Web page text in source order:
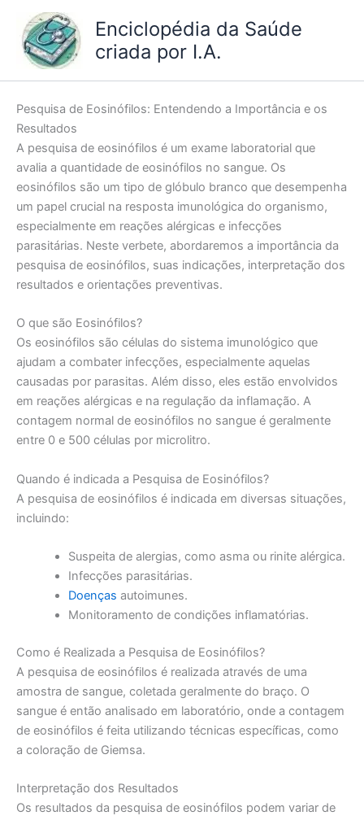
conteúdo
Enciclopédia da Saúde
criada por I.A.
Pesquisa de Eosinófilos: Entendendo a Importância e os
Resultados
A pesquisa de eosinófilos é um exame laboratorial que
avalia a quantidade de eosinófilos no sangue. Os
eosinófilos são um tipo de glóbulo branco que desempenha
um papel crucial na resposta imunológica do organismo,
especialmente em reações alérgicas e infecções
parasitárias. Neste verbete, abordaremos a importância da
pesquisa de eosinófilos, suas indicações, interpretação dos
resultados e orientações preventivas.
O que são Eosinófilos?
Os eosinófilos são células do sistema imunológico que
ajudam a combater infecções, especialmente aquelas
causadas por parasitas. Além disso, eles estão envolvidos
em reações alérgicas e na regulação da inflamação. A
contagem normal de eosinófilos no sangue é geralmente
entre 0 e 500 células por microlitro.
Quando é indicada a Pesquisa de Eosinófilos?
A pesquisa de eosinófilos é indicada em diversas situações,
incluindo:
Suspeita de alergias, como asma ou rinite alérgica.
Infecções parasitárias.
Doenças autoimunes.
Monitoramento de condições inflamatórias.
Como é Realizada a Pesquisa de Eosinófilos?
A pesquisa de eosinófilos é realizada através de uma
amostra de sangue, coletada geralmente do braço. O
sangue é então analisado em laboratório, onde a contagem
de eosinófilos é feita utilizando técnicas específicas, como
a coloração de Giemsa.
Interpretação dos Resultados
Os resultados da pesquisa de eosinófilos podem variar de